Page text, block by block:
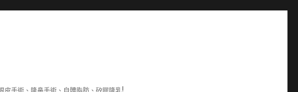
皮手術、隆鼻手術、自體脂肪、矽膠隆乳!